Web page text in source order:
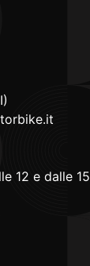
12 e dalle 15